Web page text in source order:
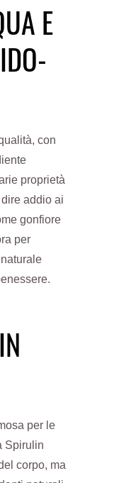
E
con
proprietà
addio ai
gonfiore
per
per le
Spirulin
corpo, ma